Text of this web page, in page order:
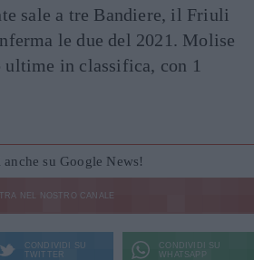
sale a tre Bandiere, il Friuli
le due del 2021. Molise
ultime in classifica, con 1
anche su Google News!
NEL NOSTRO CANALE
CONDIVIDI SU
TWITTER
CONDIVIDI SU
WHATSAPP